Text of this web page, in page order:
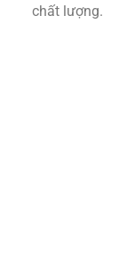
chất lượng.